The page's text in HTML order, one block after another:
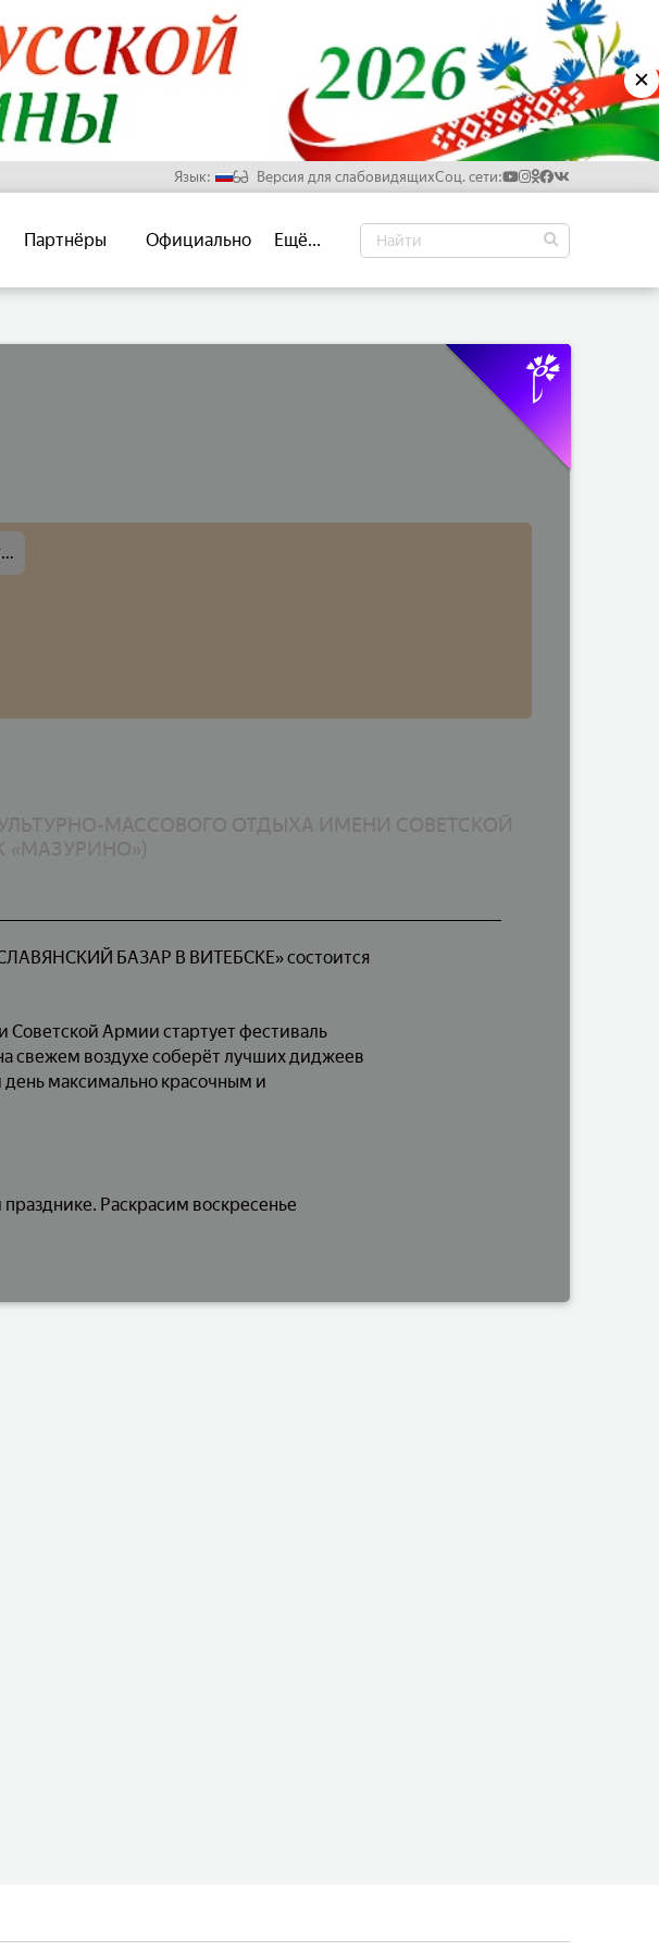
✕
Язык: Версия для слабовидящихСоц. сети:
Партнёры Официально Ещё...
Комплекс культурно-массового отдыха имени Советской Армии
БАЗАР В ВИТЕБСКЕ» состоится
Советской Армии стартует фестиваль
свежем воздухе соберёт лучших диджеев
максимально красочным и
Раскрасим воскресенье